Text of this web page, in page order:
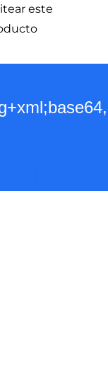
este